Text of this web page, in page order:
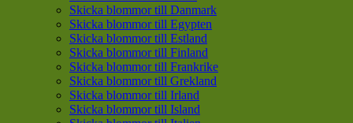
Skicka blommor till Danmark
Skicka blommor till Egypten
Skicka blommor till Estland
Skicka blommor till Finland
Skicka blommor till Frankrike
Skicka blommor till Grekland
Skicka blommor till Irland
Skicka blommor till Island